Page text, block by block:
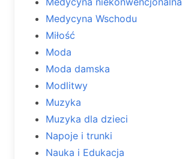
Medycyna Wschodu
Miłość
Moda
Moda damska
Modlitwy
Muzyka
Muzyka dla dzieci
Napoje i trunki
Nauka i Edukacja